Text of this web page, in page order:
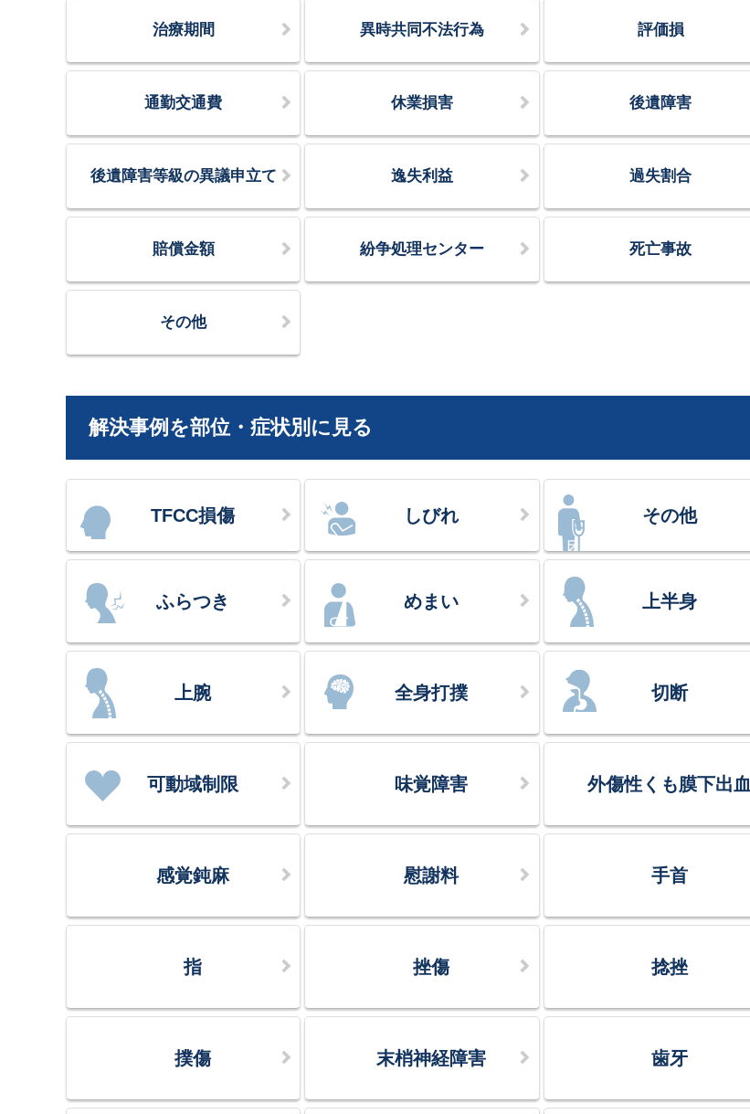
治療期間 異時共同不法行為 評価損
通勤交通費 休業損害 後遺障害
後遺障害等級の異議申立て 逸失利益 過失割合
賠償金額 紛争処理センター 死亡事故
その他
解決事例を部位・症状別に見る
TFCC損傷 しびれ その他
ふらつき めまい 上半身
上腕 全身打撲 切断
可動域制限 味覚障害 外傷性くも膜下出血
感覚鈍麻 慰謝料 手首
指 挫傷 捻挫
撲傷 末梢神経障害 歯牙